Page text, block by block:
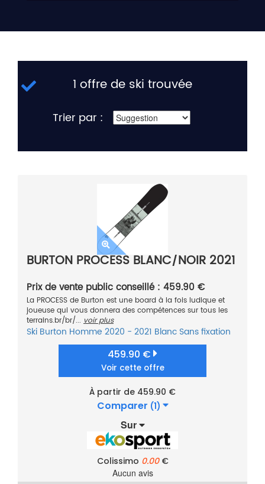
1 offre de ski trouvée
Trier par :
BURTON PROCESS BLANC/NOIR 2021
Prix de vente public conseillé : 459.90 €
La PROCESS de Burton est une board à la fois ludique et
joueuse qui vous donnera des compétences sur tous les
terrains.br/br/... voir plus
Ski Burton Homme 2020 - 2021 Blanc Sans fixation
459.90 €
Voir cette offre
À partir de 459.90 €
Comparer (1)
Sur
Colissimo 0.00€
Aucun avis